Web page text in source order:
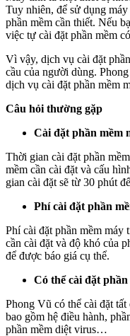
Tuy nhiên, để sử dụng
phần mềm cần thiết. Nếu
việc tự cài đặt phần mềm
Vì vậy, dịch vụ cài đặt
cầu của người dùng.
dịch vụ cài đặt phần mềm
Câu hỏi thường gặp
Cài đặt phần mềm
Thời gian cài đặt phần
mềm cần cài đặt và cấu
gian cài đặt sẽ từ 30 phút
Phí cài đặt phần
Phí cài đặt phần mềm máy
cần cài đặt và độ khó của
để được báo giá cụ thể.
Có thể cài đặt
Phong Vũ có thể cài đặt tất
bao gồm hệ điều hành,
phần mềm diệt virus…